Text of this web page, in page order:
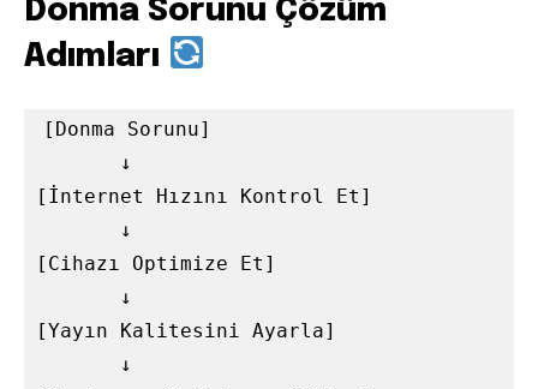
Donma Sorunu Çözüm
Adımları
[Donma Sorunu]
       ↓
[İnternet Hızını Kontrol Et]
       ↓
[Cihazı Optimize Et]
       ↓
[Yayın Kalitesini Ayarla]
       ↓